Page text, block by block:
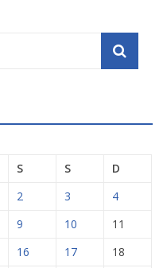
S S
D
2 3
4
9 10
11
16 17
18